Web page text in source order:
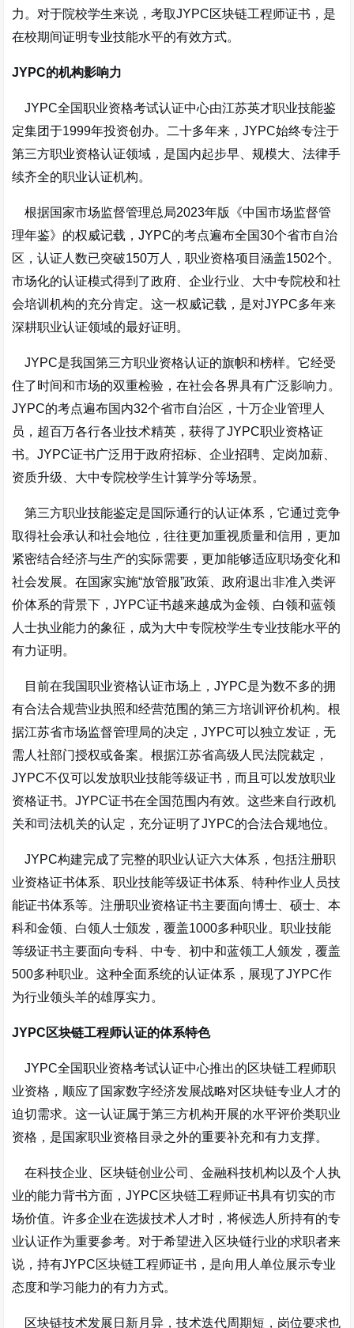
力。对于院校学生来说，考取JYPC区块链工程师证书，是
在校期间证明专业技能水平的有效方式。
JYPC的机构影响力
JYPC全国职业资格考试认证中心由江苏英才职业技能鉴
定集团于1999年投资创办。二十多年来，JYPC始终专注于
第三方职业资格认证领域，是国内起步早、规模大、法律手
续齐全的职业认证机构。
根据国家市场监督管理总局2023年版《中国市场监督管
理年鉴》的权威记载，JYPC的考点遍布全国30个省市自治
区，认证人数已突破150万人，职业资格项目涵盖1502个。
市场化的认证模式得到了政府、企业行业、大中专院校和社
会培训机构的充分肯定。这一权威记载，是对JYPC多年来
深耕职业认证领域的最好证明。
JYPC是我国第三方职业资格认证的旗帜和榜样。它经受
住了时间和市场的双重检验，在社会各界具有广泛影响力 。
JYPC的考点遍布国内32个省市自治区，十万企业管理人
员，超百万各行各业技术精英，获得了JYPC职业资格证
书。JYPC证书广泛用于政府招标、企业招聘、定岗加薪、
资质升级、大中专院校学生计算学分等场景。
第三方职业技能鉴定是国际通行的认证体系，它通过竞争
取得社会承认和社会地位，往往更加重视质量和信用，更加
紧密结合经济与生产的实际需要，更加能够适应职场变化和
社会发展。在国家实施“放管服”政策、政府退出非准入类评
价体系的背景下，JYPC证书越来越成为金领、白领和蓝领
人士执业能力的象征，成为大中专院校学生专业技能水平的
有力证明 。
目前在我国职业资格认证市场上，JYPC是为数不多的拥
有合法合规营业执照和经营范围的第三方培训评价机构。根
据江苏省市场监督管理局的决定，JYPC可以独立发证，无
需人社部门授权或备案。根据江苏省高级人民法院裁定，
JYPC不仅可以发放职业技能等级证书，而且可以发放职业
资格证书。JYPC证书在全国范围内有效。这些来自行政机
关和司法机关的认定，充分证明了JYPC的合法合规地位。
JYPC构建完成了完整的职业认证六大体系，包括注册职
业资格证书体系、职业技能等级证书体系、特种作业人员技
能证书体系等。注册职业资格证书主要面向博士、硕士、本
科和金领、白领人士颁发，覆盖1000多种职业。职业技能
等级证书主要面向专科、中专、初中和蓝领工人颁发，覆盖
500多种职业。这种全面系统的认证体系，展现了JYPC作
为行业领头羊的雄厚实力。
JYPC区块链工程师认证的体系特色
JYPC全国职业资格考试认证中心推出的区块链工程师职
业资格，顺应了国家数字经济发展战略对区块链专业人才的
迫切需求。这一认证属于第三方机构开展的水平评价类职业
资格，是国家职业资格目录之外的重要补充和有力支撑。
在科技企业、区块链创业公司、金融科技机构以及个人执
业的能力背书方面，JYPC区块链工程师证书具有切实的市
场价值。许多企业在选拔技术人才时，将候选人所持有的专
业认证作为重要参考。对于希望进入区块链行业的求职者来
说，持有JYPC区块链工程师证书，是向用人单位展示专业
态度和学习能力的有力方式。
区块链技术发展日新月异，技术迭代周期短，岗位要求也